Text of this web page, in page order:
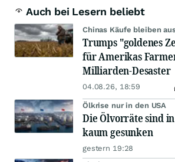
Auch bei Lesern beliebt
Chinas Käufe bleiben
Trumps "goldenes
für Amerikas
Milliarden-Desaster
04.08.26, 18:59
Ölkrise nur in den USA
Die Ölvorräte sind
kaum gesunken
gestern 19:28